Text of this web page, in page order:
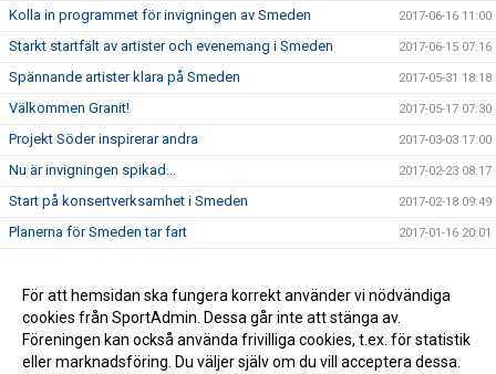
Kolla in programmet för invigningen av Smeden 2017-06-16 11:00
Starkt startfält av artister och evenemang i Smeden 2017-06-15 07:16
Spännande artister klara på Smeden 2017-05-31 18:18
Välkommen Granit! 2017-05-17 07:30
Projekt Söder inspirerar andra 2017-03-03 17:00
Nu är invigningen spikad... 2017-02-23 08:17
Start på konsertverksamhet i Smeden 2017-02-18 09:49
Planerna för Smeden tar fart 2017-01-16 20:01
Smeden 2016-02-05 06:54
Projekt Smedjan startar 2016-01-21 07:00
För att hemsidan ska fungera korrekt använder vi nödvändiga
cookies från SportAdmin. Dessa går inte att stänga av.
Föreningen kan också använda frivilliga cookies, t.ex. för statistik
eller marknadsföring. Du väljer själv om du vill acceptera dessa.